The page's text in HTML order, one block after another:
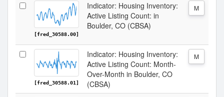
[fred_30588.00]
Indicator: Housing Inventory:
Active Listing Count: in
Boulder, CO (CBSA)
M
[fred_30588.01]
Indicator: Housing Inventory:
Active Listing Count: Month-
Over-Month in Boulder, CO
(CBSA)
M